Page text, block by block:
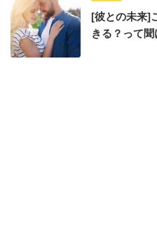
[彼との未来]
きる？って